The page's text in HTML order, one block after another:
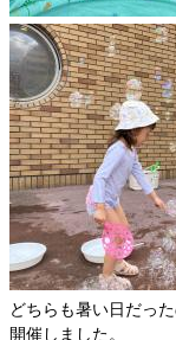
どちらも暑い日だっ
開催しました。